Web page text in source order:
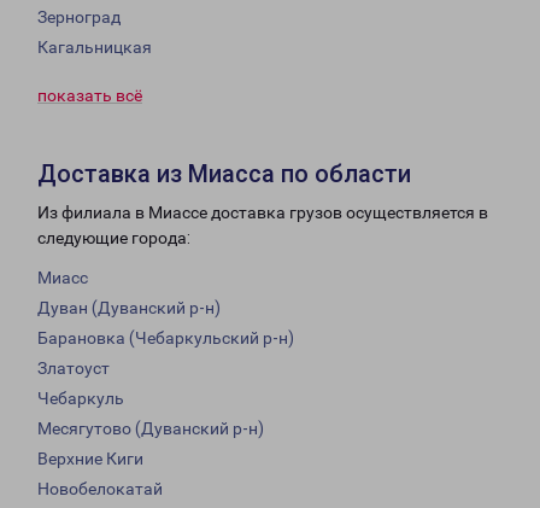
Зерноград
Кагальницкая
показать всё
Доставка из Миасса по области
Из филиала в Миассе доставка грузов осуществляется в
следующие города:
Миасс
Дуван (Дуванский р-н)
Барановка (Чебаркульский р-н)
Златоуст
Чебаркуль
Месягутово (Дуванский р-н)
Верхние Киги
Новобелокатай